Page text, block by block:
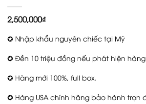
2,500,000₫
✪ Nhập khẩu nguyên chiếc tại Mỹ
✪ Đền 10 triệu đồng nếu phát hiện
✪ Hàng mới 100%, full box.
✪ Hàng USA chính hãng bảo hành trọn